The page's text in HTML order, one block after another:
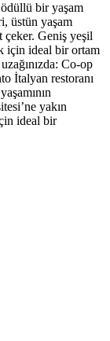
bir yaşam
üstün yaşam
çeker. Geniş yeşil
için ideal bir ortam
Co-op
İtalyan restoranı
yakın
ideal bir